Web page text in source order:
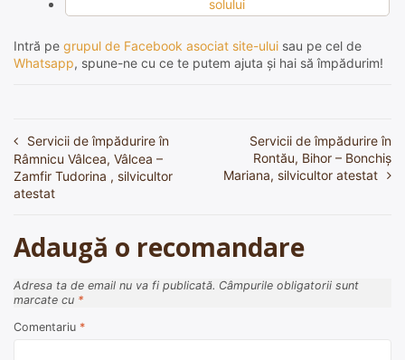
solului
Intră pe grupul de Facebook asociat site-ului sau pe cel de
Whatsapp, spune-ne cu ce te putem ajuta și hai să împădurim!
Navigare
în
articole
Servicii de împădurire în
Râmnicu Vâlcea, Vâlcea –
Zamfir Tudorina , silvicultor
atestat
Servicii de împădurire în
Rontău, Bihor – Bonchiș
Mariana, silvicultor atestat
Adaugă o recomandare
Adresa ta de email nu va fi publicată. Câmpurile obligatorii sunt
marcate cu *
Comentariu *